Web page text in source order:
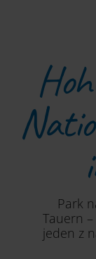
Park
Tauern
jeden z